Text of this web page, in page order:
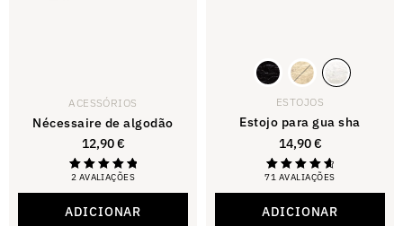
ACESSÓRIOS
Nécessaire de algodão
12,90€
2 AVALIAÇÕES
Avaliado
ADICIONAR
ESTOJOS
Estojo para gua sha
14,90€
71 AVALIAÇÕES
Avaliado
estrelas.
ADICIONAR